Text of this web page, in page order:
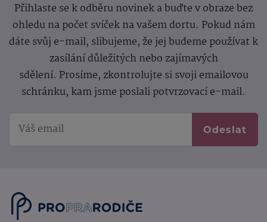
Přihlaste se k odběru novinek a buďte v obraze bez
ohledu na počet svíček na vašem dortu. Pokud nám
dáte svůj e-mail, slibujeme, že jej budeme používat k
zasílání důležitých nebo zajímavých
sdělení. Prosíme, zkontrolujte si svoji emailovou
schránku, kam jsme poslali potvrzovací e-mail.
Odeslat